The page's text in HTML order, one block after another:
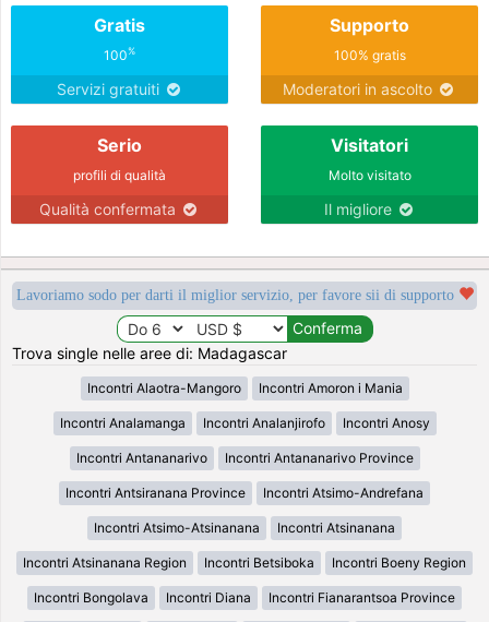
Gratis
100%
Servizi gratuiti
Supporto
100% gratis
Moderatori in ascolto
Serio
profili di qualità
Qualità confermata
Visitatori
Molto visitato
Il migliore
Lavoriamo sodo per darti il miglior servizio, per favore sii di supporto
Trova single nelle aree di: Madagascar
Incontri Alaotra-Mangoro Incontri Amoron i Mania
Incontri Analamanga Incontri Analanjirofo Incontri Anosy
Incontri Antananarivo Incontri Antananarivo Province
Incontri Antsiranana Province Incontri Atsimo-Andrefana
Incontri Atsimo-Atsinanana Incontri Atsinanana
Incontri Atsinanana Region Incontri Betsiboka Incontri Boeny Region
Incontri Bongolava Incontri Diana Incontri Fianarantsoa Province